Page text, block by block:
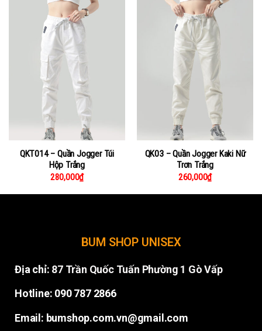
QKT014 – Quần Jogger Túi
Hộp Trắng
280,000₫
QK03 – Quần Jogger Kaki Nữ
Trơn Trắng
260,000₫
BUM SHOP UNISEX
Địa chỉ: 87 Trần Quốc Tuấn Phường 1 Gò Vấp
Hotline: 090 787 2866
Email: bumshop.com.vn@gmail.com